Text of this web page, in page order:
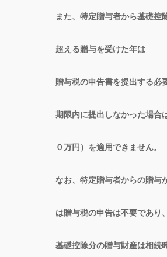
また、特定贈与者から基礎控
超える贈与を受けた年は
贈与税の申告書を提出する必
期限内に提出しなかった場合
０万円）を適用できません。
なお、特定贈与者からの贈与
は贈与税の申告は不要であり、
基礎控除分の贈与財産は相続